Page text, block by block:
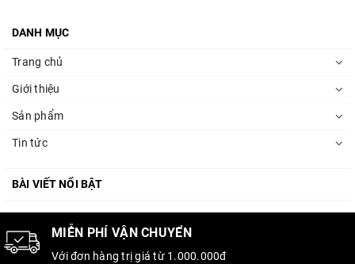
DANH MỤC
Trang chủ
Giới thiệu
Sản phẩm
Tin tức
BÀI VIẾT NỔI BẬT
MIỄN PHÍ VẬN CHUYỂN
Với đơn hàng trị giá từ 1.000.000đ